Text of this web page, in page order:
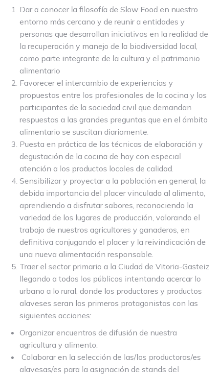
Dar a conocer la filosofía de Slow Food en nuestro
entorno más cercano y de reunir a entidades y
personas que desarrollan iniciativas en la realidad de
la recuperación y manejo de la biodiversidad local,
como parte integrante de la cultura y el patrimonio
alimentario
Favorecer el intercambio de experiencias y
propuestas entre los profesionales de la cocina y los
participantes de la sociedad civil que demandan
respuestas a las grandes preguntas que en el ámbito
alimentario se suscitan diariamente.
Puesta en práctica de las técnicas de elaboración y
degustación de la cocina de hoy con especial
atención a los productos locales de calidad.
Sensibilizar y proyectar a la población en general, la
debida importancia del placer vinculado al alimento,
aprendiendo a disfrutar sabores, reconociendo la
variedad de los lugares de producción, valorando el
trabajo de nuestros agricultores y ganaderos, en
definitiva conjugando el placer y la reivindicación de
una nueva alimentación responsable.
Traer el sector primario a la Ciudad de Vitoria-Gasteiz
llegando a todos los públicos intentando acercar lo
urbano a lo rural, donde los productores y productos
alaveses seran los primeros protagonistas con las
siguientes acciones:
Organizar encuentros de difusión de nuestra
agricultura y alimento.
Colaborar en la selección de las/los productoras/es
alavesas/es para la asignación de stands del